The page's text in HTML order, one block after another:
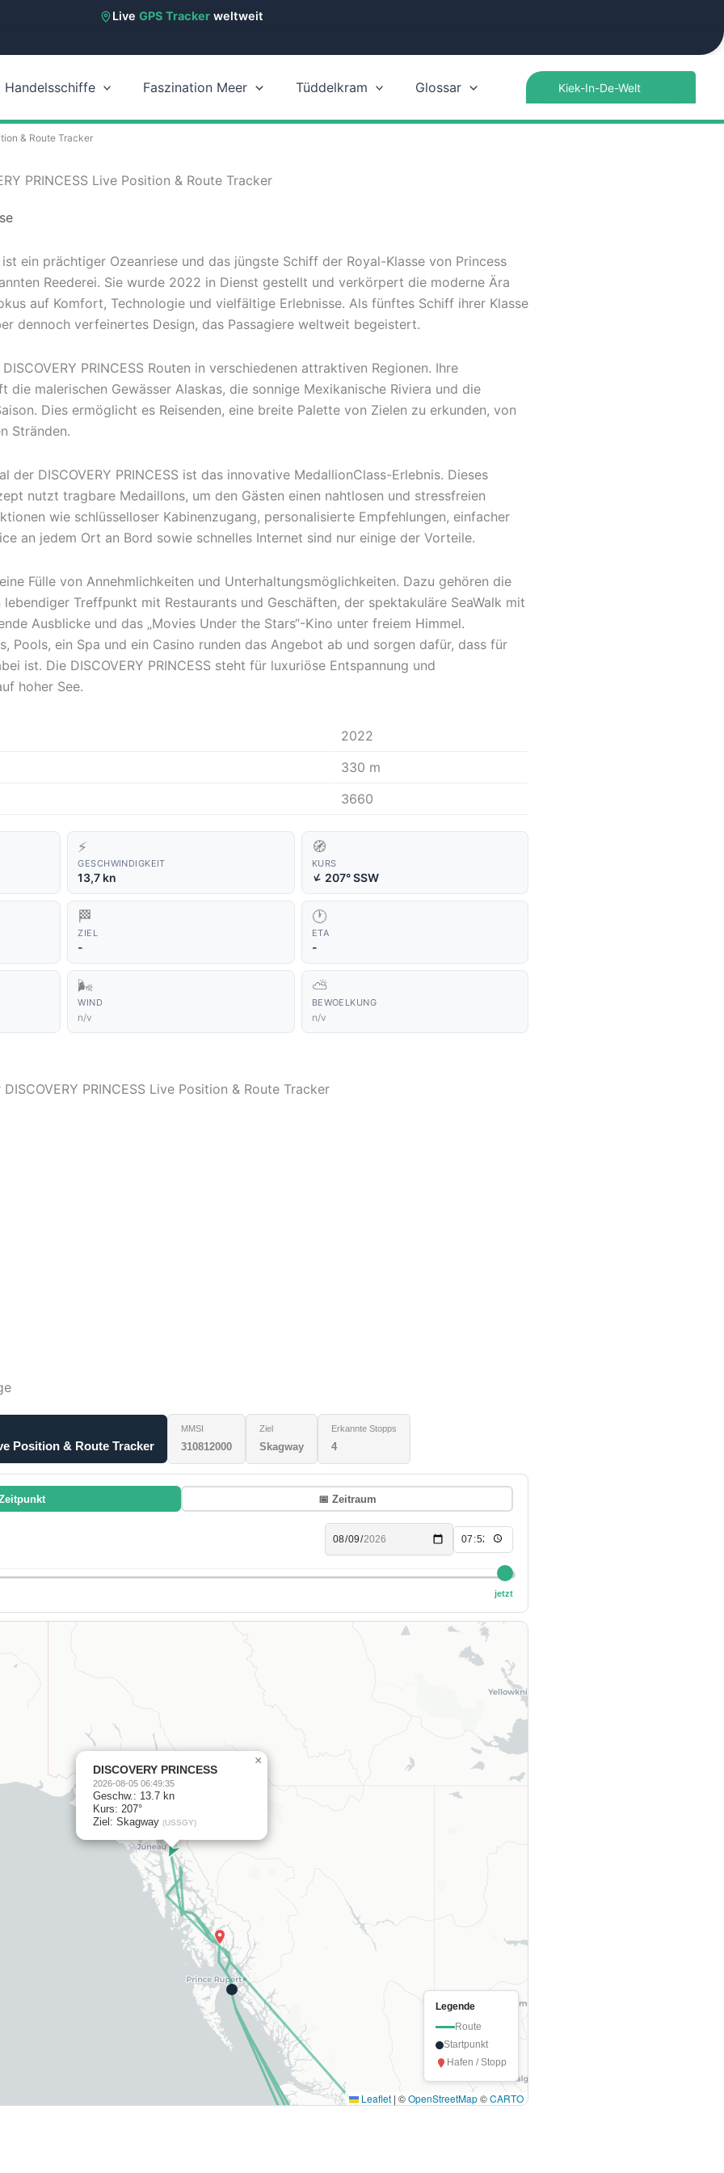
Live GPS Trackerweltweit
Handelsschiffe Faszination Meer Tüddelkram Glossar
& Route Tracker
PRINCESS Live Position & Route Tracker
ist ein prächtiger Ozeanriese und das jüngste Schiff der Royal-Klasse von Princess
Reederei. Sie wurde 2022 in Dienst gestellt und verkörpert die moderne Ära
auf Komfort, Technologie und vielfältige Erlebnisse. Als fünftes Schiff ihrer Klasse
dennoch verfeinertes Design, das Passagiere weltweit begeistert.
PRINCESS Routen in verschiedenen attraktiven Regionen. Ihre
die malerischen Gewässer Alaskas, die sonnige Mexikanische Riviera und die
Dies ermöglicht es Reisenden, eine breite Palette von Zielen zu erkunden, von
Stränden.
der DISCOVERY PRINCESS ist das innovative MedallionClass-Erlebnis. Dieses
nutzt tragbare Medaillons, um den Gästen einen nahtlosen und stressfreien
wie schlüsselloser Kabinenzugang, personalisierte Empfehlungen, einfacher
an jedem Ort an Bord sowie schnelles Internet sind nur einige der Vorteile.
Fülle von Annehmlichkeiten und Unterhaltungsmöglichkeiten. Dazu gehören die
Treffpunkt mit Restaurants und Geschäften, der spektakuläre SeaWalk mit
Ausblicke und das „Movies Under the Stars“-Kino unter freiem Himmel.
Pools, ein Spa und ein Casino runden das Angebot ab und sorgen dafür, dass für
ist. Die DISCOVERY PRINCESS steht für luxuriöse Entspannung und
hoher See.
2022
330 m
3660
⚡
GESCHWINDIGKEIT
13,7 kn
🧭
KURS
↑ 207° SSW
🏁
ZIEL
-
🕐
ETA
-
🌬️
WIND
n/v
⛅
BEWOELKUNG
n/v
PRINCESS Live Position & Route Tracker
Position & Route Tracker
MMSI
310812000
Ziel
Skagway
Erkannte Stopps
4
📅 Zeitraum
jetzt
DISCOVERY PRINCESS
2026-08-05 06:49:35
Geschw.: 13.7 kn
Kurs: 207°
Ziel: Skagway (USSGY)
×
Leaflet | ©OpenStreetMap©CARTO
Legende
Route
Startpunkt
Hafen / Stopp